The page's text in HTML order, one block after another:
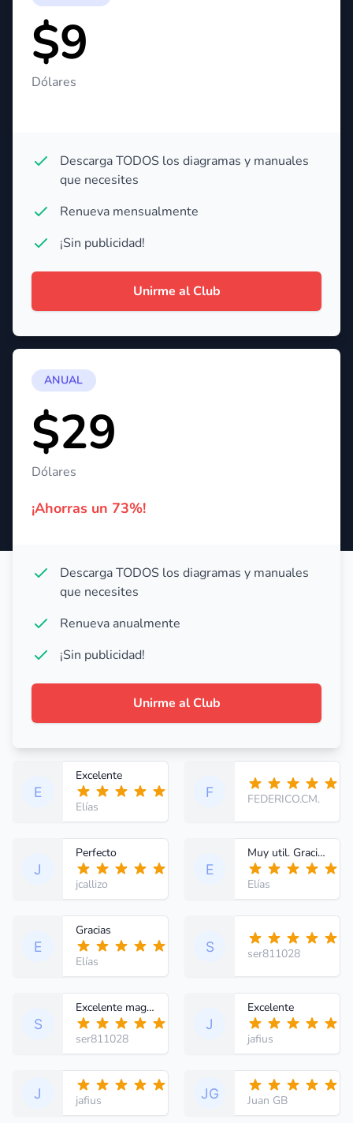
$9
Dólares
Descarga TODOS los diagramas y manuales
que necesites
Renueva mensualmente
¡Sin publicidad!
Unirme al Club
ANUAL
$29
Dólares
¡Ahorras un 73%!
Descarga TODOS los diagramas y manuales
que necesites
Renueva anualmente
¡Sin publicidad!
Unirme al Club
Excelente
Elías
FEDERICO.CM.
Perfecto
jcallizo
Muy util. Gracias
Elías
Gracias
Elías
ser811028
Excelente magnífico
ser811028
Excelente
jafius
jafius Juan GB